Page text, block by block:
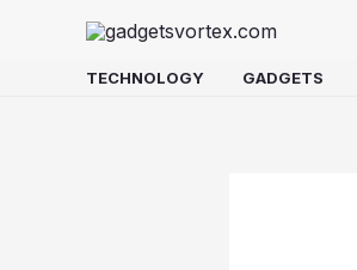
TECHNOLOGY GADGETS